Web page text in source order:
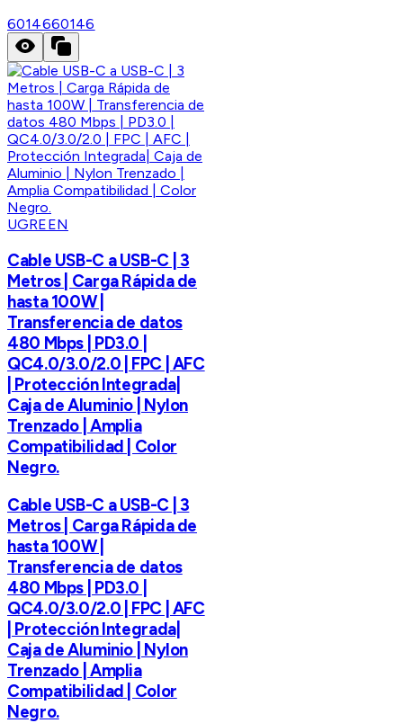
6014660146
UGREEN
Cable USB-C a USB-C | 3
Metros | Carga Rápida de
hasta 100W |
Transferencia de datos
480 Mbps | PD3.0 |
QC4.0/3.0/2.0 | FPC | AFC
| Protección Integrada|
Caja de Aluminio | Nylon
Trenzado | Amplia
Compatibilidad | Color
Negro.
Cable USB-C a USB-C | 3
Metros | Carga Rápida de
hasta 100W |
Transferencia de datos
480 Mbps | PD3.0 |
QC4.0/3.0/2.0 | FPC | AFC
| Protección Integrada|
Caja de Aluminio | Nylon
Trenzado | Amplia
Compatibilidad | Color
Negro.